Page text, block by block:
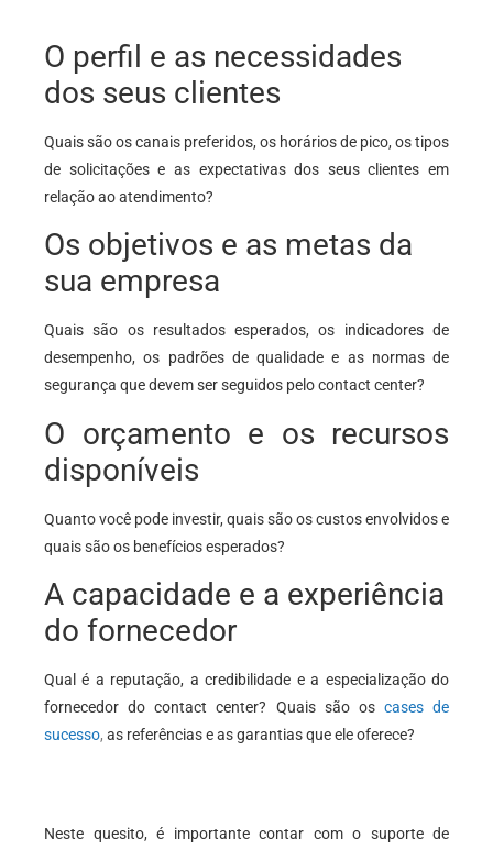
O perfil e as necessidades
dos seus clientes
Quais são os canais preferidos, os horários de pico, os tipos
de solicitações e as expectativas dos seus clientes em
relação ao atendimento?
Os objetivos e as metas da
sua empresa
Quais são os resultados esperados, os indicadores de
desempenho, os padrões de qualidade e as normas de
segurança que devem ser seguidos pelo contact center?
O orçamento e os recursos
disponíveis
Quanto você pode investir, quais são os custos envolvidos e
quais são os benefícios esperados?
A capacidade e a experiência
do fornecedor
Qual é a reputação, a credibilidade e a especialização do
fornecedor do contact center? Quais são os cases de
sucesso, as referências e as garantias que ele oferece?
Neste quesito, é importante contar com o suporte de